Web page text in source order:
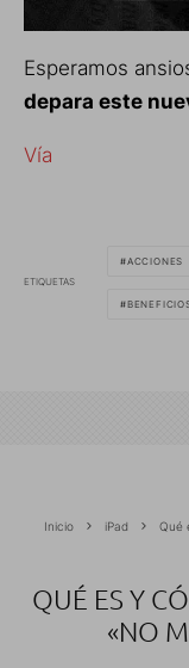
Esperamos
depara este
Vía
ETIQUETAS
ACCIONES
Inicio iPad Qué
QUÉ ES Y
«NO